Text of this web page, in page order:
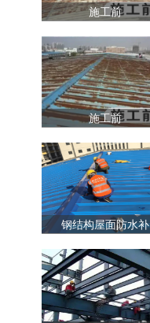
施工前
施工前
钢结构屋面防水补